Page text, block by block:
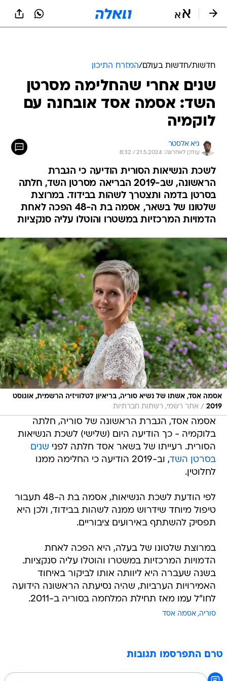
חדשות/חדשות בעולם/המזרח התיכון
שנים אחרי שהחלימה מסרטן
השד: אסמה אסד אובחנה עם
לוקמיה
גיא אלסטר
עודכן לאחרונה: 21.5.2024 / 8:32
לשכת הנשיאות הסורית הודיעה כי הגברת
הראשונה, שב-2019 הבריאה מסרטן השד, חלתה
בסרטן בדמה ותצטרך לשהות בבידוד. במרוצת
שלטונו של בשאר, אסמה בת ה-48 הפכה לאחת
הדמויות המרכזיות במשטרו והוטלו עליה סנקציות
אסמה אסד, אשתו של נשיא סוריה, בריאיון לטלוויזיה הרשמית, אוגוסט
2019
/ אתר רשמי, רשתות חברתיות
אסמה אסד, הגברת הראשונה של סוריה, חלתה
בלוקמיה - כך הודיעה היום (שלישי) לשכת הנשיאות
הסורית. רעייתו של בשאר אסד חלתה לפני שנים
בסרטן השד
, וב-2019 הודיעה כי החלימה ממנו
לחלוטין.
לפי הודעת לשכת הנשיאות, אסמה בת ה-48 תעבור
טיפול מיוחד שידרוש ממנה לשהות בבידוד, ולכן היא
תפסיק להשתתף באירועים ציבוריים.
במרוצת שלטונו של בעלה, היא הפכה לאחת
הדמויות המרכזיות במשטרו והוטלו עליה סנקציות.
בשנה שעברה היא ליוותה אותו לביקור באיחוד
האמירויות הערביות, שהיה נסיעתה הראשונה הידועה
לחו"ל עמו מאז תחילת המלחמה בסוריה ב-2011.
סוריה אסמה אסד
טרם התפרסמו תגובות